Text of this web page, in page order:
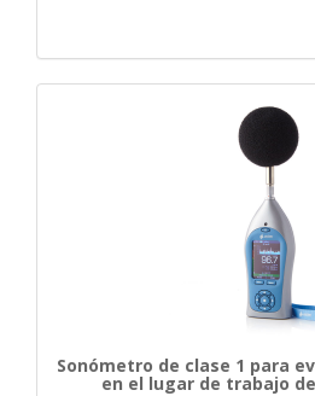
Sonómetro de clase 1 para
en el lugar de trabajo